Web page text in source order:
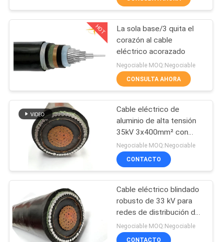
VISITA
LA
FÁBRICA
CONTROL
CALIDAD
CONTACTO
NOTICIAS
BLOG
pvc cables aislados
del cable eléctrico
197
HOT
La sola base/3 quita el
corazón al cable
eléctrico acorazado
Negociable MOQ:Negociable
CONSULTA AHORA
Cable eléctrico de
aluminio de alta tensión
35kV 3x400mm² con
aislamiento XLPE y
armadura de acero
Negociable MOQ:Negociable
CONTACTO
Cable eléctrico blindado
robusto de 33 kV para
redes de distribución de
energía industrial
Negociable MOQ:Negociable
CONTACTO